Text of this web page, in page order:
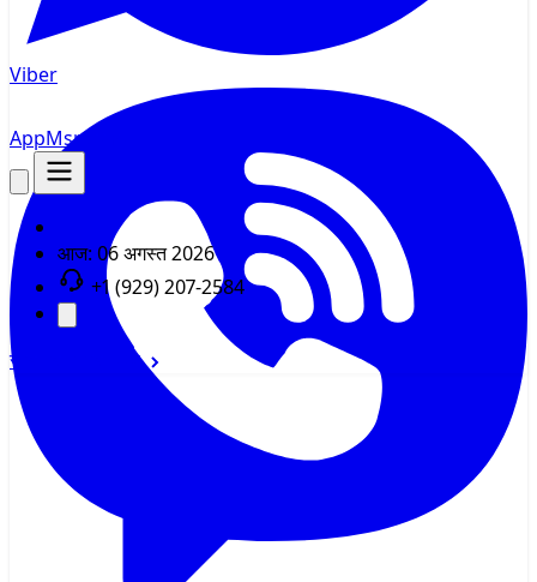
AppMsrट्रैकर
आज: 06 अगस्त 2026
+1 (929) 207-2584
साइन इन साइन अप
Viber